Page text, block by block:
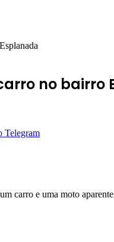
no bairro
Telegram
carro e uma moto